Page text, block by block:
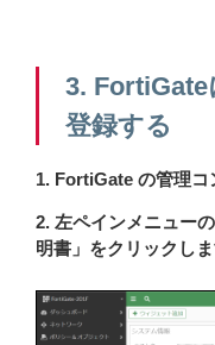
3.
登録する
1. FortiGate の管理コ
2. 左ペインメニュー
明書」をクリックしま